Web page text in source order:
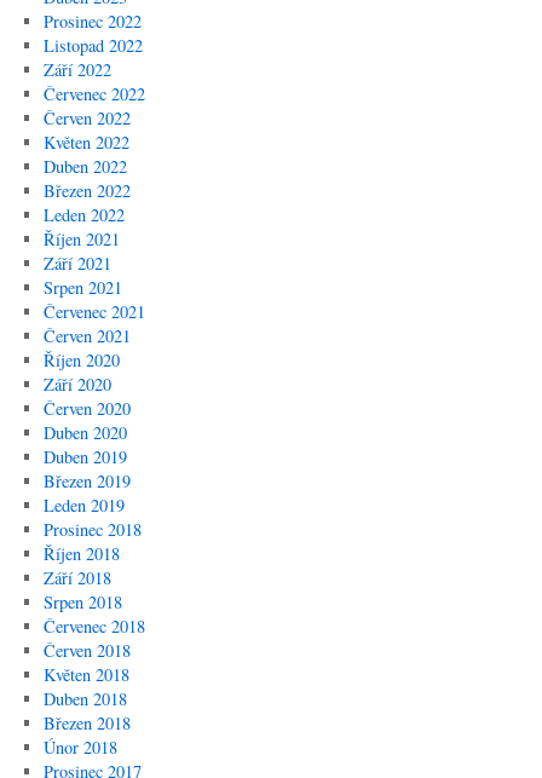
Prosinec 2022
Listopad 2022
Září 2022
Červenec 2022
Červen 2022
Květen 2022
Duben 2022
Březen 2022
Leden 2022
Říjen 2021
Září 2021
Srpen 2021
Červenec 2021
Červen 2021
Říjen 2020
Září 2020
Červen 2020
Duben 2020
Duben 2019
Březen 2019
Leden 2019
Prosinec 2018
Říjen 2018
Září 2018
Srpen 2018
Červenec 2018
Červen 2018
Květen 2018
Duben 2018
Březen 2018
Únor 2018
Prosinec 2017